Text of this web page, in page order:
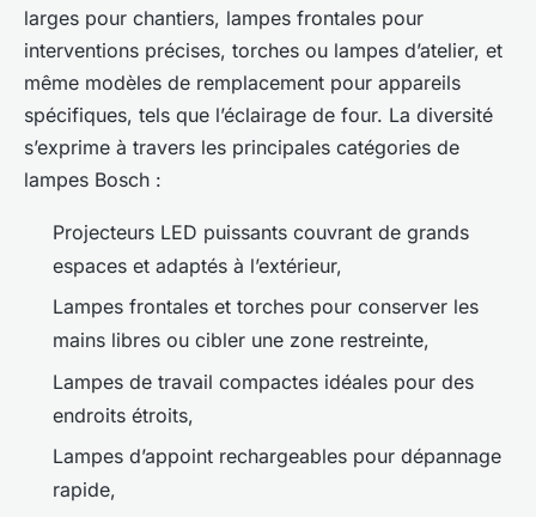
larges pour chantiers, lampes frontales pour
interventions précises, torches ou lampes d’atelier, et
même modèles de remplacement pour appareils
spécifiques, tels que l’éclairage de four. La diversité
s’exprime à travers les principales catégories de
lampes Bosch :
Projecteurs LED puissants couvrant de grands
espaces et adaptés à l’extérieur,
Lampes frontales et torches pour conserver les
mains libres ou cibler une zone restreinte,
Lampes de travail compactes idéales pour des
endroits étroits,
Lampes d’appoint rechargeables pour dépannage
rapide,